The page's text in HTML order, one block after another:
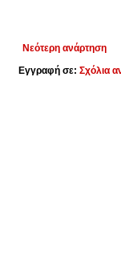
Νεότερη ανάρτηση
Εγγραφή σε: Σχόλια